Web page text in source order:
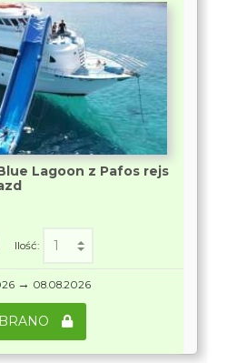
Lagoon z Pafos rejs
Ilość:
→ 08.08.2026